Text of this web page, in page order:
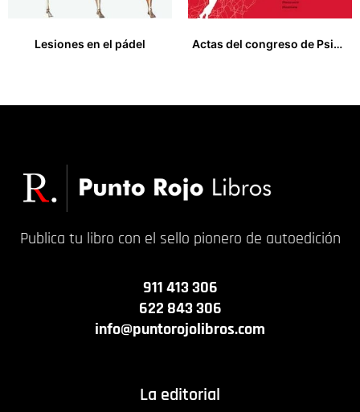
Lesiones en el pádel
Actas del congreso de Psicodrama
Publica tu libro con el sello pionero de autoedición
911 413 306
622 843 306
info@puntorojolibros.com
La editorial